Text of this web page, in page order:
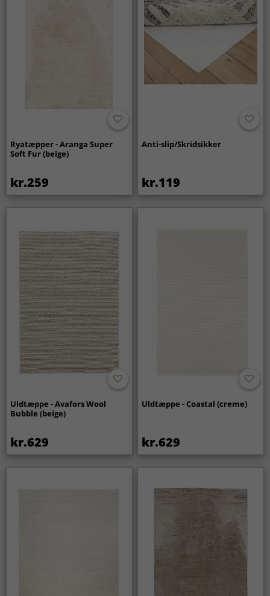
Ryatæpper - Aranga Super
Soft Fur (beige)
kr.259
Anti-slip/Skridsikker
kr.119
Uldtæppe - Avafors Wool
Bubble (beige)
kr.629
Uldtæppe - Coastal (creme)
kr.629